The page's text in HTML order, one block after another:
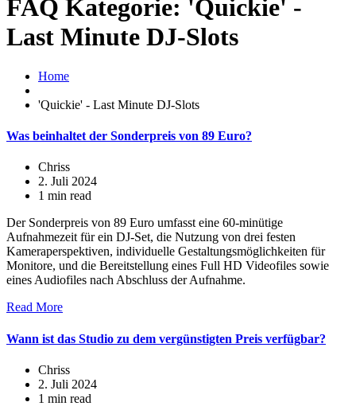
FAQ Kategorie: 'Quickie' -
Last Minute DJ-Slots
Home
'Quickie' - Last Minute DJ-Slots
Was beinhaltet der Sonderpreis von 89 Euro?
Chriss
2. Juli 2024
1 min read
Der Sonderpreis von 89 Euro umfasst eine 60-minütige
Aufnahmezeit für ein DJ-Set, die Nutzung von drei festen
Kameraperspektiven, individuelle Gestaltungsmöglichkeiten für
Monitore, und die Bereitstellung eines Full HD Videofiles sowie
eines Audiofiles nach Abschluss der Aufnahme.
Read More
Wann ist das Studio zu dem vergünstigten Preis verfügbar?
Chriss
2. Juli 2024
1 min read